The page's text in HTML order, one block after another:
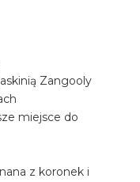
Zangooly
miejsce do
z koronek i